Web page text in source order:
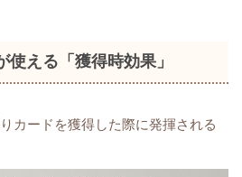
える「獲得時効果」
カードを獲得した際に発揮される